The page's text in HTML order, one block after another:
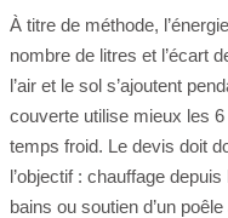
À titre de méthode,
nombre de litres et l’écart
l’air et le sol s’ajoutent
couverte utilise mieux les
temps froid. Le devis doit
l’objectif : chauffage
bains ou soutien d’un